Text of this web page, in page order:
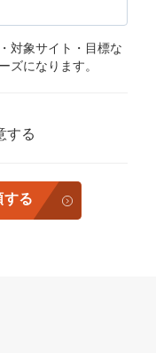
対象サイト・目標な
ズになります。
する
る